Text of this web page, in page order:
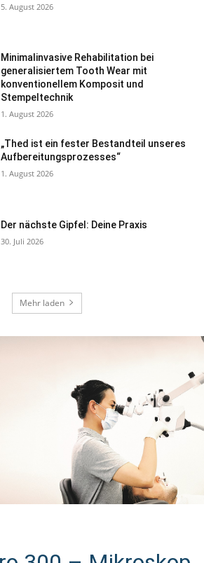
5. August 2026
Minimalinvasive Rehabilitation bei
generalisiertem Tooth Wear mit
konventionellem Komposit und
Stempeltechnik
1. August 2026
„Thed ist ein fester Bestandteil unseres
Aufbereitungsprozesses“
1. August 2026
Der nächste Gipfel: Deine Praxis
30. Juli 2026
Mehr laden